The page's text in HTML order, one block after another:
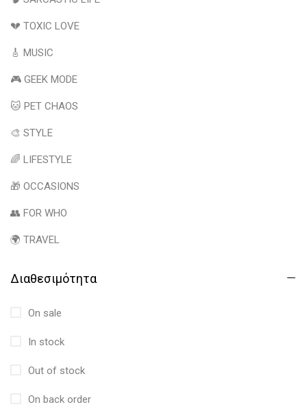
💔 TOXIC LOVE
🎸 MUSIC
🎮 GEEK MODE
🐱 PET CHAOS
🎨 STYLE
🌈 LIFESTYLE
🎁 OCCASIONS
👥 FOR WHO
🌍 TRAVEL
Διαθεσιμότητα
On sale
In stock
Out of stock
On back order